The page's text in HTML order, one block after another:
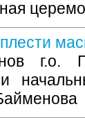
г.о.